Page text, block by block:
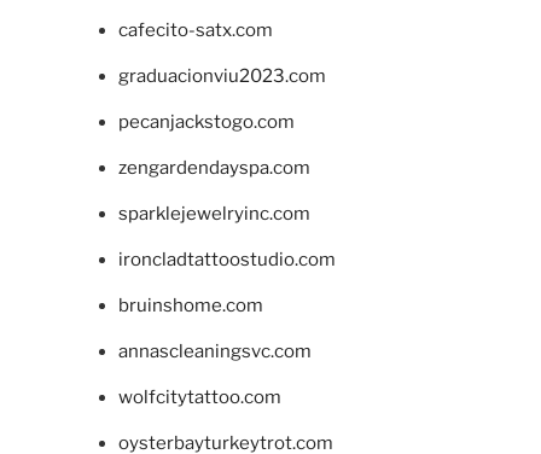
cafecito-satx.com
graduacionviu2023.com
pecanjackstogo.com
zengardendayspa.com
sparklejewelryinc.com
ironcladtattoostudio.com
bruinshome.com
annascleaningsvc.com
wolfcitytattoo.com
oysterbayturkeytrot.com